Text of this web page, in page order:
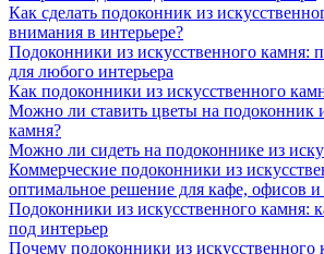
Как сделать подоконник из
внимания в интерьере?
Подоконники из искусственного камня:
для любого интерьера
Как подоконники из искусственного
Можно ли ставить цветы на подоконник
камня?
Можно ли сидеть на подоконнике из
Коммерческие подоконники из
оптимальное решение для кафе, офисов и
Подоконники из искусственного камня:
под интерьер
Почему подоконники из искусственного